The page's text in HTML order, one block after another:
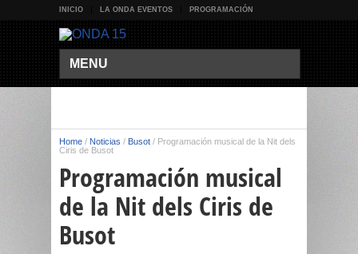
INICIO LA ONDA EVENTOS PROGRAMACIÓN
MENU
Home / Noticias / Busot / Programación musical de la Nit dels
Ciris de Busot
Programación musical
de la Nit dels Ciris de
Busot